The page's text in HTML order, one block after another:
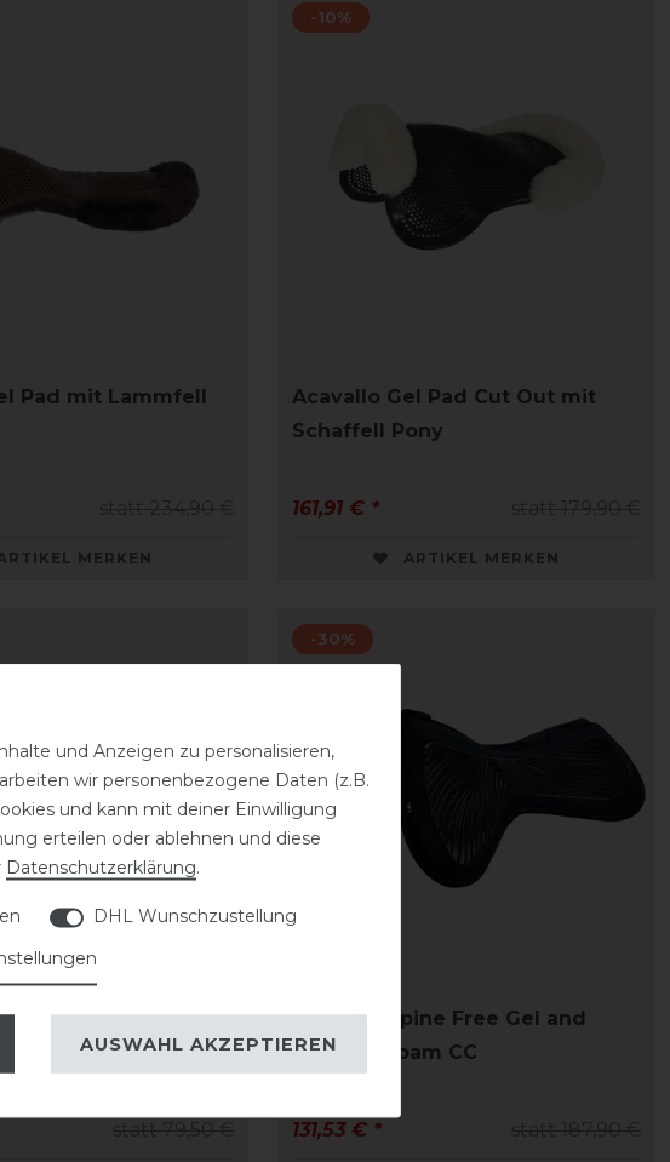
Pad mit Lammfell
MERKEN
-10%
Acavallo Gel Pad Cut Out mit
Schaffell Pony
161,91 € *
ARTIKEL MERKEN
Air Release Soft
-30%
Acavallo Spine Free Gel and
Memory Foam CC
131,53 € *
und Anzeigen zu personalisieren,
wir personenbezogene Daten (z.B.
und kann mit deiner Einwilligung
erteilen oder ablehnen und diese
Daten­schutz­erklärung.
DHL Wunschzustellung
AUSWAHL AKZEPTIEREN